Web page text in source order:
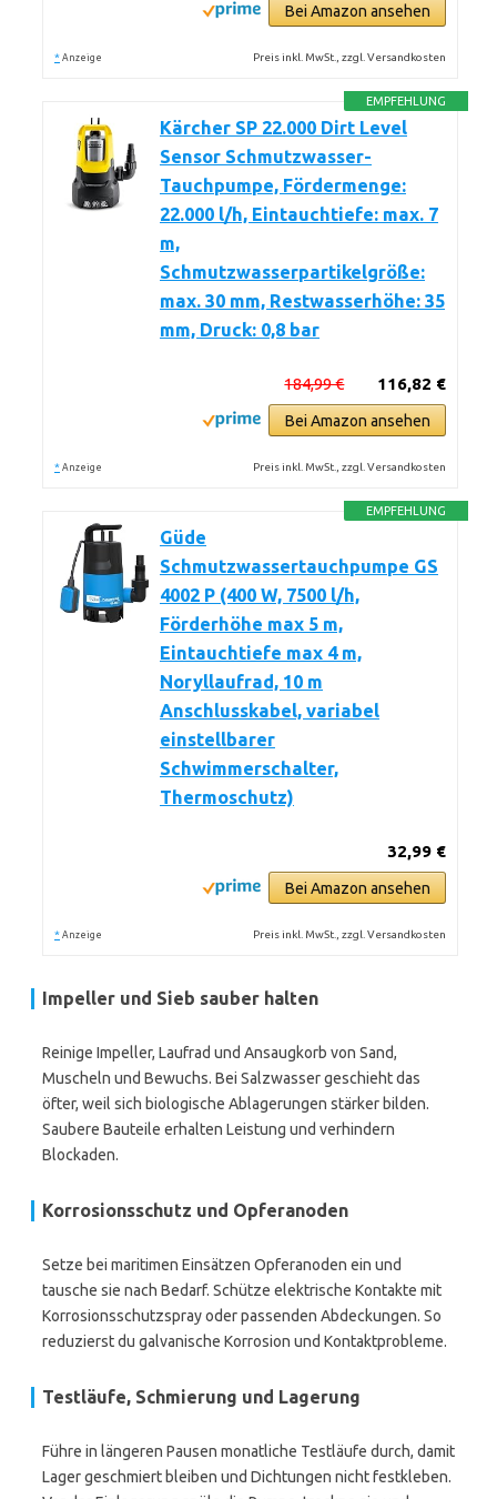
Bei Amazon ansehen
* Anzeige Preis inkl. MwSt., zzgl. Versandkosten
EMPFEHLUNG
Kärcher SP 22.000 Dirt Level
Sensor Schmutzwasser-
Tauchpumpe, Fördermenge:
22.000 l/h, Eintauchtiefe: max. 7
m,
Schmutzwasserpartikelgröße:
max. 30 mm, Restwasserhöhe: 35
mm, Druck: 0,8 bar
116,82 €
184,99 €
Bei Amazon ansehen
* Anzeige Preis inkl. MwSt., zzgl. Versandkosten
EMPFEHLUNG
Güde
Schmutzwassertauchpumpe GS
4002 P (400 W, 7500 l/h,
Förderhöhe max 5 m,
Eintauchtiefe max 4 m,
Noryllaufrad, 10 m
Anschlusskabel, variabel
einstellbarer
Schwimmerschalter,
Thermoschutz)
32,99 €
Bei Amazon ansehen
* Anzeige Preis inkl. MwSt., zzgl. Versandkosten
Impeller und Sieb sauber halten
Reinige Impeller, Laufrad und Ansaugkorb von Sand,
Muscheln und Bewuchs. Bei Salzwasser geschieht das
öfter, weil sich biologische Ablagerungen stärker bilden.
Saubere Bauteile erhalten Leistung und verhindern
Blockaden.
Korrosionsschutz und Opferanoden
Setze bei maritimen Einsätzen Opferanoden ein und
tausche sie nach Bedarf. Schütze elektrische Kontakte mit
Korrosionsschutzspray oder passenden Abdeckungen. So
reduzierst du galvanische Korrosion und Kontaktprobleme.
Testläufe, Schmierung und Lagerung
Führe in längeren Pausen monatliche Testläufe durch, damit
Lager geschmiert bleiben und Dichtungen nicht festkleben.